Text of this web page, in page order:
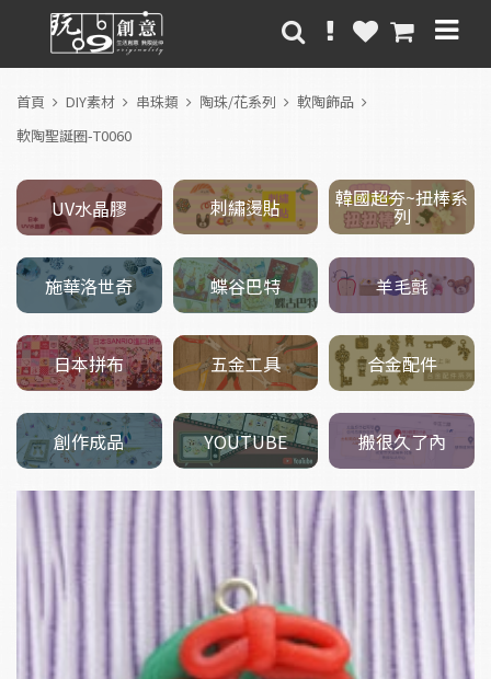
首頁 DIY素材 串珠類 陶珠/花系列
軟陶飾品
軟陶聖誕圈-T0060
UV水晶膠 刺繡燙貼 韓國超夯~扭棒系
列
施華洛世奇 蝶谷巴特 羊毛氈
日本拼布 五金工具 合金配件
創作成品 YOUTUBE 搬很久了內